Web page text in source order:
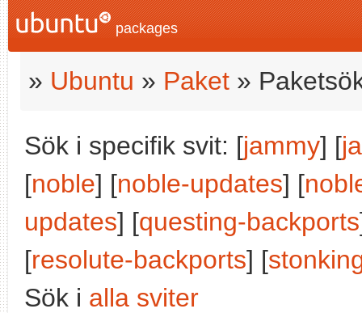
packages
» Ubuntu » Paket »
Sök i specifik svit: [jammy] [
[noble] [noble-updates] [
updates] [questing-backports
[resolute-backports] [
Sök i alla sviter